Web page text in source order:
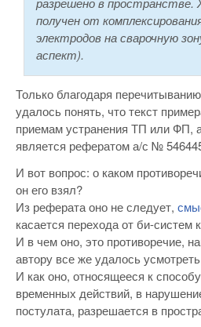
получен от
электродов на сварочную
аспект).
Только благодаря
удалось понять, что текст
приемам устранения ТП или ФП,
является рефератом а/с №
И вот вопрос: о каком
он его взял?
Из реферата оно не следует,
касается перехода от би-
И в чем оно, это противоречие,
автору все же удалось
И как оно, относящееся к
временных действий, в
постулата, разрешается в